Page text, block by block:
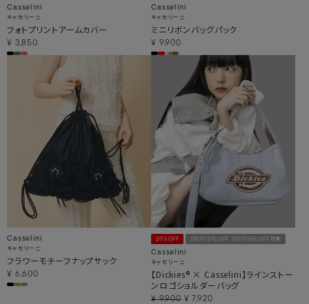
Casselini
キャセリーニ
フォトプリントアームカバー
¥ 3,850
Casselini
キャセリーニ
ミニリボンバッグパック
¥ 9,900
Casselini
キャセリーニ
フラワーモチーフナップサック
¥ 6,600
20%OFF 2BUY10％OFF 3BUY15％OFF対象
Casselini
キャセリーニ
【Dickies® × Casselini】ラインストー
ンロゴショルダーバッグ
¥ 9,900 ¥ 7,920